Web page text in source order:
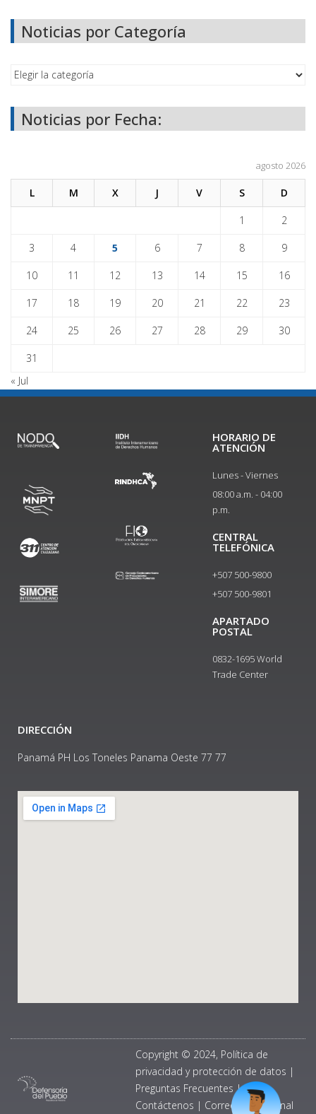
Noticias por Categoría
Noticias por Fecha:
agosto 2026
L M X J V S D
1 2
3 4 5 6 7 8 9
10 11 12 13 14 15 16
17 18 19 20 21 22 23
24 25 26 27 28 29 30
31
« Jul
HORARIO DE
ATENCIÓN
Lunes - Viernes
08:00 a.m. - 04:00
p.m.
CENTRAL
TELEFÓNICA
+507 500-9800
+507 500-9801​
APARTADO
POSTAL
0832-1695 World
Trade Center
DIRECCIÓN
Panamá PH Los Toneles Panama Oeste 77 77
Copyright © 2024, Política de
privacidad y protección de datos |
Preguntas Frecuentes |
Contáctenos | Correo Institucional